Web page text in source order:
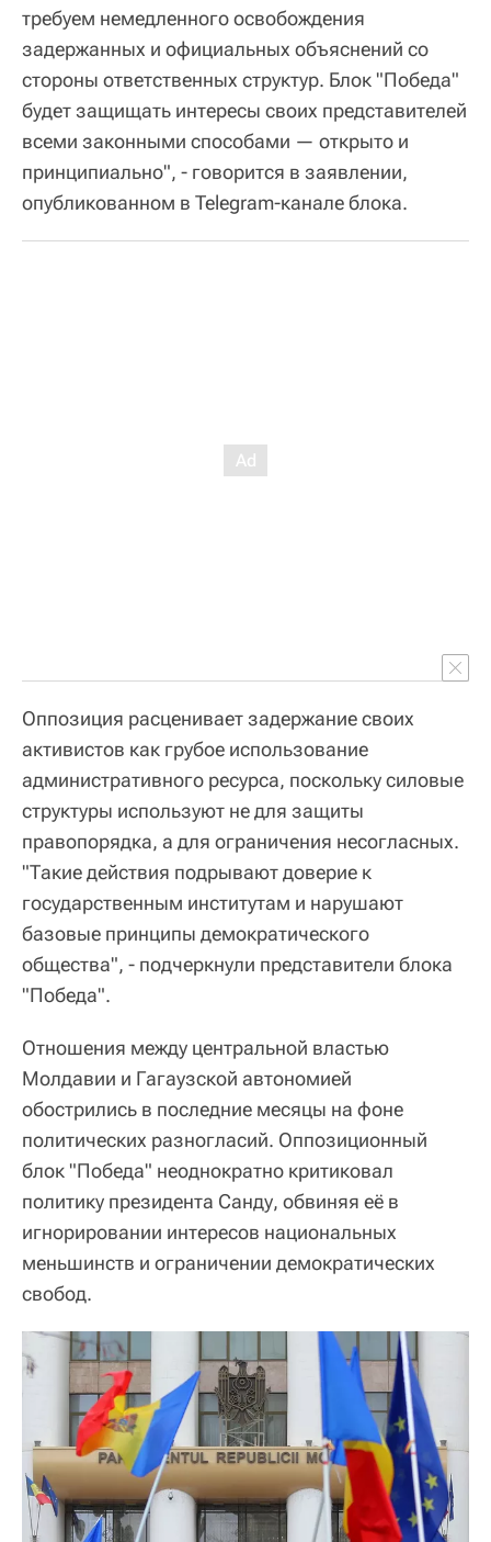
требуем немедленного освобождения
задержанных и официальных объяснений со
стороны ответственных структур. Блок "Победа"
будет защищать интересы своих представителей
всеми законными способами — открыто и
принципиально", - говорится в заявлении,
опубликованном в Telegram-канале блока.
Оппозиция расценивает задержание своих
активистов как грубое использование
административного ресурса, поскольку силовые
структуры используют не для защиты
правопорядка, а для ограничения несогласных.
"Такие действия подрывают доверие к
государственным институтам и нарушают
базовые принципы демократического
общества", - подчеркнули представители блока
"Победа".
Отношения между центральной властью
Молдавии и Гагаузской автономией
обострились в последние месяцы на фоне
политических разногласий. Оппозиционный
блок "Победа" неоднократно критиковал
политику президента Санду, обвиняя её в
игнорировании интересов национальных
меньшинств и ограничении демократических
свобод.